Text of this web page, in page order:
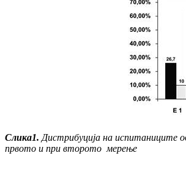
Слика1. Дистрибуција на ис­пи­та­ни­ци­те
првото и при вто­ро­то мерење